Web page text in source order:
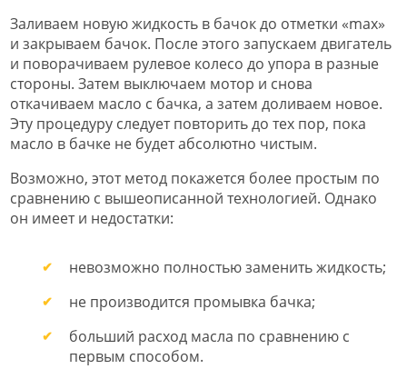
Заливаем новую жидкость в бачок до отметки «max»
и закрываем бачок. После этого запускаем двигатель
и поворачиваем рулевое колесо до упора в разные
стороны. Затем выключаем мотор и снова
откачиваем масло с бачка, а затем доливаем новое.
Эту процедуру следует повторить до тех пор, пока
масло в бачке не будет абсолютно чистым.
Возможно, этот метод покажется более простым по
сравнению с вышеописанной технологией. Однако
он имеет и недостатки:
невозможно полностью заменить жидкость;
не производится промывка бачка;
больший расход масла по сравнению с
первым способом.